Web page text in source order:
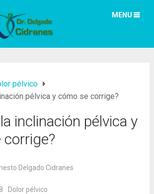
MENU
pélvico
pélvica y cómo se corrige?
inclinación pélvica y
Delgado Cidranes
Dolor pélvico